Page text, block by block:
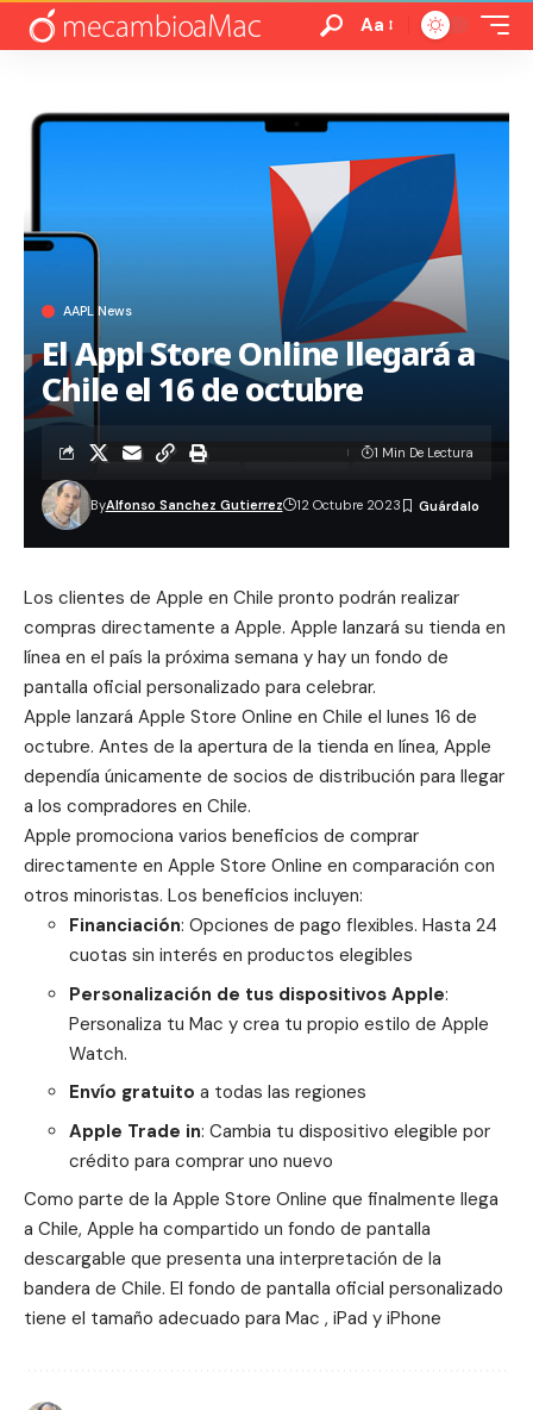
Aa
AAPL News
El Appl Store Online llegará a
Chile el 16 de octubre
ByAlfonso Sanchez Gutierrez 12 Octubre 2023
1 Min De Lectura
Los clientes de Apple en Chile pronto podrán realizar
compras directamente a Apple. Apple lanzará su tienda en
línea en el país la próxima semana y hay un fondo de
pantalla oficial personalizado para celebrar.
Apple lanzará Apple Store Online en Chile el lunes 16 de
octubre. Antes de la apertura de la tienda en línea, Apple
dependía únicamente de socios de distribución para llegar
a los compradores en Chile.
Apple promociona varios beneficios de comprar
directamente en Apple Store Online en comparación con
otros minoristas. Los beneficios incluyen:
Financiación: Opciones de pago flexibles. Hasta 24
cuotas sin interés en productos elegibles
Personalización de tus dispositivos Apple:
Personaliza tu Mac y crea tu propio estilo de Apple
Watch.
Envío gratuito a todas las regiones
Apple Trade in: Cambia tu dispositivo elegible por
crédito para comprar uno nuevo
Como parte de la Apple Store Online que finalmente llega
a Chile, Apple ha compartido un fondo de pantalla
descargable que presenta una interpretación de la
bandera de Chile. El fondo de pantalla oficial personalizado
tiene el tamaño adecuado para Mac , iPad y iPhone